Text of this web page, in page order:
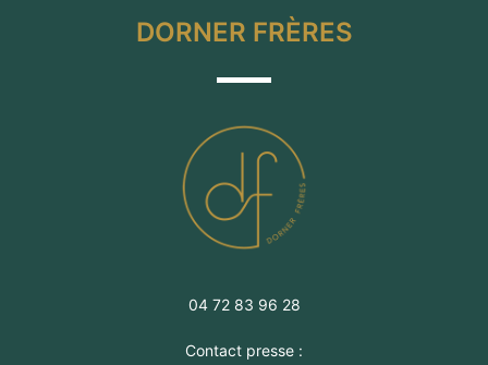
DORNER FRÈRES
04 72 83 96 28
Contact presse :